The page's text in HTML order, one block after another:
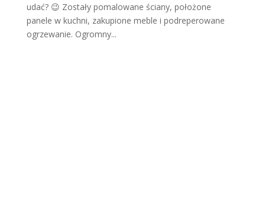
udać? 😉 Zostały pomalowane ściany, położone
panele w kuchni, zakupione meble i podreperowane
ogrzewanie. Ogromny...